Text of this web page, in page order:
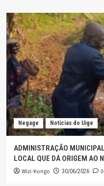
Negage Noticias do Uige
ADMINISTRAÇÃO
LOCAL QUE DÁ ORIGEM AO
Wizi-Kongo 30/06/2026 0